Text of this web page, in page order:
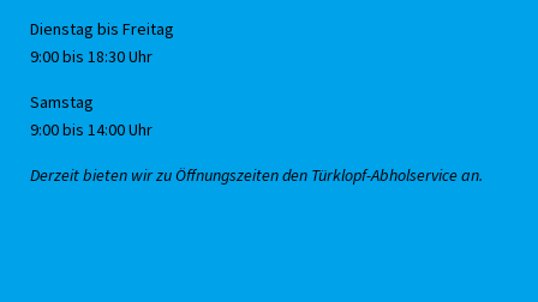
Dienstag bis Freitag
9:00 bis 18:30 Uhr
Samstag
9:00 bis 14:00 Uhr
Derzeit bieten wir zu Öffnungszeiten den Türklopf-Abholservice an.